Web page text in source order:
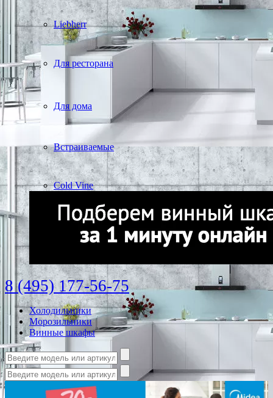
Liebherr
Для ресторана
Для дома
Встраиваемые
Cold Vine
8 (495) 177-56-75
Холодильники
Морозильники
Винные шкафы